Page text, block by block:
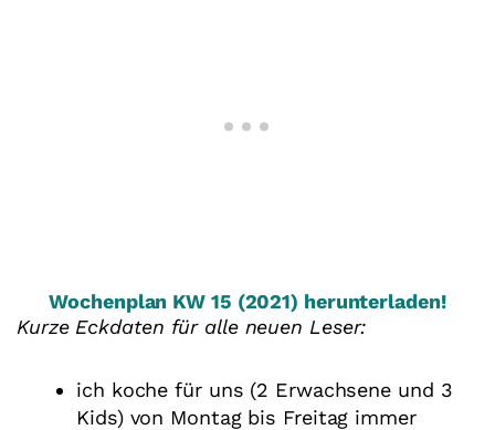
Wochenplan KW 15 (2021) herunterladen!
Kurze Eckdaten für alle neuen Leser:
ich koche für uns (2 Erwachsene und 3
Kids) von Montag bis Freitag immer